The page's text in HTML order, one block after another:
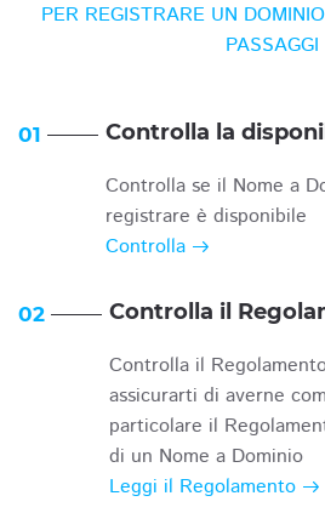
PER REGISTRARE UN
PASSAGGI
01 Controlla la
Controlla se il Nome a
registrare è disponibile
Controlla
02 Controlla il
Controlla il
assicurarti di averne
particolare il
di un Nome a Dominio
Leggi il Regolamento